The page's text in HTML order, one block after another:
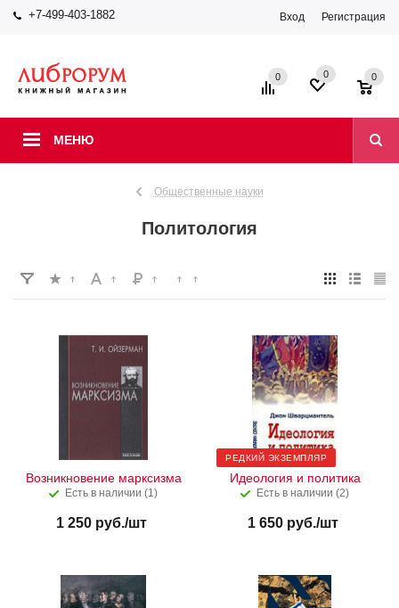
+7-499-403-1882 Вход Регистрация
МЕНЮ
0 0 0
Общественные науки
Политология
Возникновение марксизма
Есть в наличии (1)
1 250 руб./шт
РЕДКИЙ ЭКЗЕМПЛЯР
Идеология и политика
Есть в наличии (2)
1 650 руб./шт